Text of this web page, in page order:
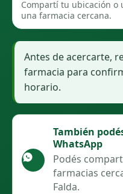
Compartí tu ubicación o
una farmacia cercana.
Antes de acercarte,
farmacia para
horario.
También
WhatsApp
Podés
farmacias
Falda.